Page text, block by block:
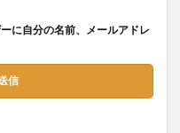
に自分の名前、メールアドレ